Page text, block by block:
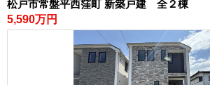
松戸市常盤平西窪町 新築戸建 全２棟
5,590万円